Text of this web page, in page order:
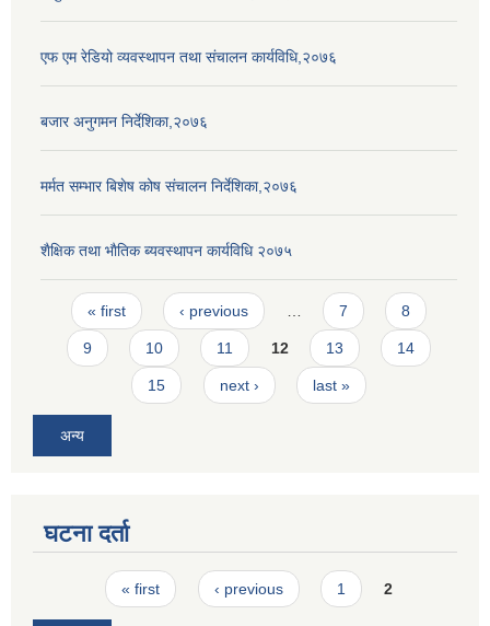
एफ एम रेडियो व्यवस्थापन तथा संचालन कार्यविधि,२०७६
बजार अनुगमन निर्देशिका,२०७६
मर्मत सम्भार बिशेष कोष संचालन निर्देशिका,२०७६
शैक्षिक तथा भाैतिक ब्यवस्थापन कार्यविधि २०७५
Pages
« first ‹ previous 7 8
9 10 11 12 13 14
15 next › last »
अन्य
घटना दर्ता
Pages« first ‹ previous 1 2